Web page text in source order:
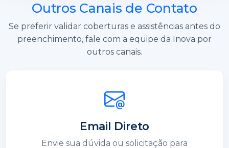
Outros Canais de Contato
Se preferir validar coberturas e assistências antes do
preenchimento, fale com a equipe da Inova por
outros canais.
Email Direto
Envie sua dúvida ou solicitação para